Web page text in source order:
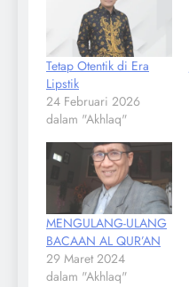
Tetap Otentik di Era
Lipstik
24 Februari 2026
dalam "Akhlaq"
MENGULANG-ULANG
BACAAN AL QUR’AN
29 Maret 2024
dalam "Akhlaq"